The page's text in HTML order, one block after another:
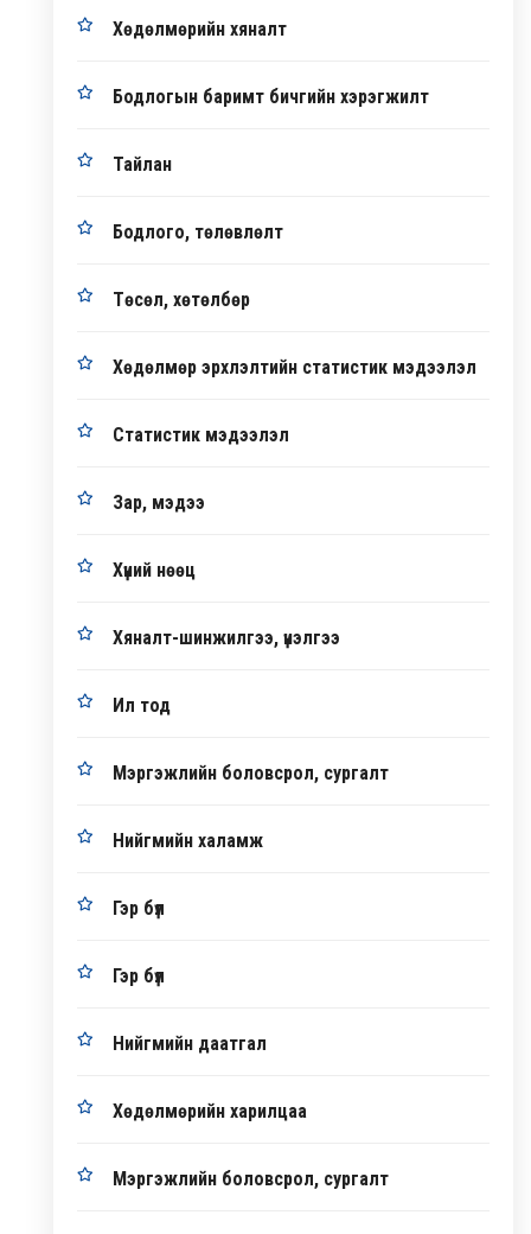
Хөдөлмөрийн хяналт
Бодлогын баримт бичгийн хэрэгжилт
Тайлан
Бодлого, төлөвлөлт
Төсөл, хөтөлбөр
Хөдөлмөр эрхлэлтийн статистик мэдээлэл
Статистик мэдээлэл
Зар, мэдээ
Хүний нөөц
Хяналт-шинжилгээ, үнэлгээ
Ил тод
Мэргэжлийн боловсрол, сургалт
Нийгмийн халамж
Гэр бүл
Гэр бүл
Нийгмийн даатгал
Хөдөлмөрийн харилцаа
Мэргэжлийн боловсрол, сургалт